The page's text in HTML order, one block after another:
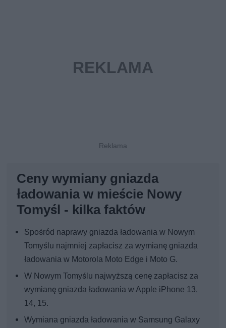
Ceny wymiany gniazda
ładowania w mieście Nowy
Tomyśl - kilka faktów
Spośród naprawy gniazda ładowania w Nowym
Tomyślu najmniej zapłacisz za wymianę gniazda
ładowania w Motorola Moto Edge i Moto G.
W Nowym Tomyślu najwyższą cenę zapłacisz za
wymianę gniazda ładowania w Apple iPhone 13,
14, 15.
Wymiana gniazda ładowania w Samsung Galaxy